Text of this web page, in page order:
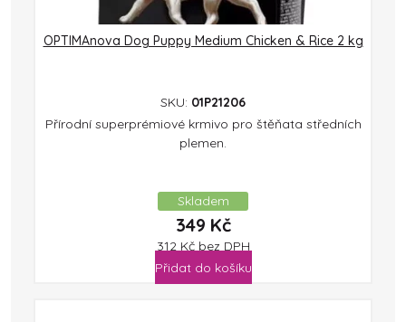
OPTIMAnova Dog Puppy Medium Chicken & Rice 2 kg
SKU: 01P21206
Přírodní superprémiové krmivo pro štěňata středních
plemen.
Skladem
349 Kč
312 Kč bez DPH
Přidat do košíku